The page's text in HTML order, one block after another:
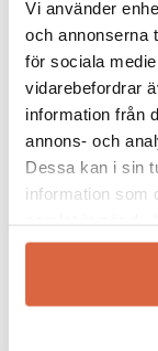
Vi använder
och annonserna
för sociala
vidarebefordrar
information från
annons- och
Dessa kan i sin
information som
kommentar.
idag med
Starck,
vunnit det
Compasso
och är idag
inom
kvalitet.
är bland
Läs mer